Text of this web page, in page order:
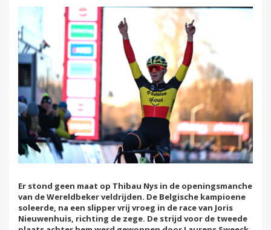
Er stond geen maat op Thibau Nys in de openingsmanche
van de Wereldbeker veldrijden. De Belgische kampioene
soleerde, na een slipper vrij vroeg in de race van Joris
Nieuwenhuis, richting de zege. De strijd voor de tweede